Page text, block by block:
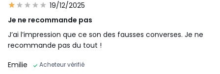
19/12/2025
Je ne recommande pas
J’ai l’impression que ce son des fausses converses. Je ne
recommande pas du tout !
Emilie
Acheteur vérifié